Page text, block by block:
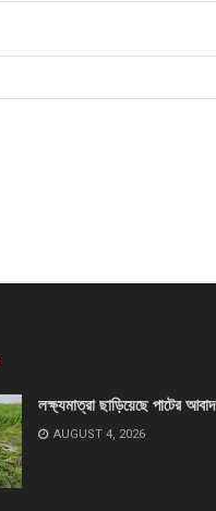
লক্ষ্যমাত্রা ছাড়িয়েছে পাটের আবাদ
AUGUST 4, 2026